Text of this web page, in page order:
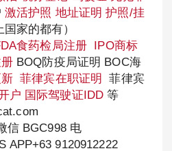
激活护照 地址证明 护照/挂
家的都有）
食药检局注册
IPO商标
BOQ防疫局证明 BOC海
菲律宾在职证明
菲律宾
户 国际驾驶证IDD 等
信 BGC998 电
APP+63 9120912222